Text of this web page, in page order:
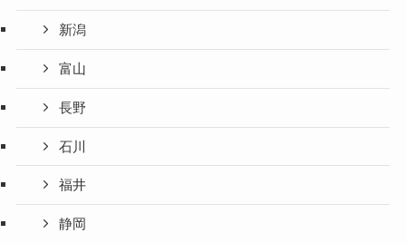
新潟
富山
長野
石川
福井
静岡